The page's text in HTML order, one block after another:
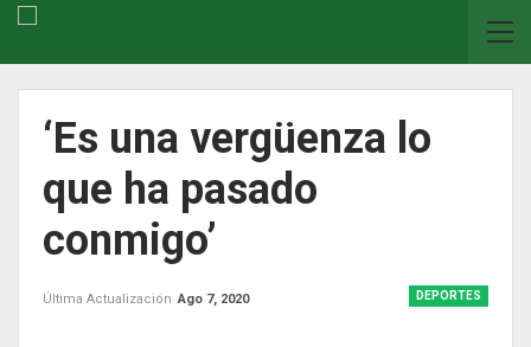
‘Es una vergüenza lo
que ha pasado
conmigo’
DEPORTES
Última Actualización Ago 7, 2020